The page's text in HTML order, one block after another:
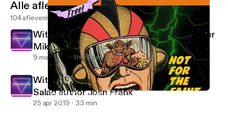
Episode 101 - Wrestlemania Is In New Jersey, Not New York
Geekodrome
Alle afleveringen
104 afleveringen
With special guest Headlocked Comic writer
Mike Kingston
9 mei 2019 1 h 24 min
With special guest Giraffes on Horseback
Salad author Josh Frank
25 apr 2019 33 min